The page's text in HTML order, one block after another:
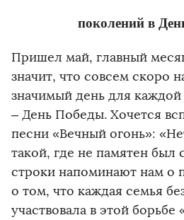
поколений в
Пришел май, главный
значит, что совсем скоро
значимый день для
– День Победы. Хочется
песни «Вечный огонь»:
такой, где не памятен был
строки напоминают нам о
о том, что каждая семья
участвовала в этой борьбе